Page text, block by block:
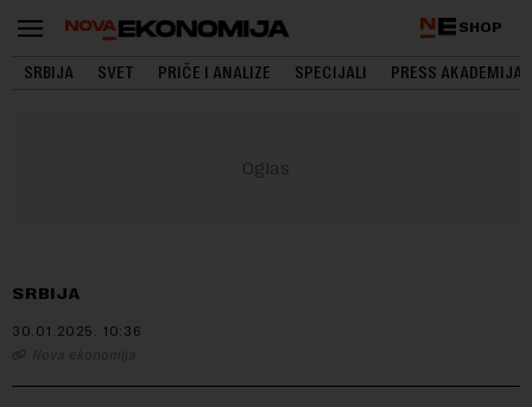
SHOP
SRBIJA SVET PRIČE I ANALIZE SPECIJALI PRESS AKADEMIJA
SRBIJA
30.01.2025. 10:36
Nova ekonomija